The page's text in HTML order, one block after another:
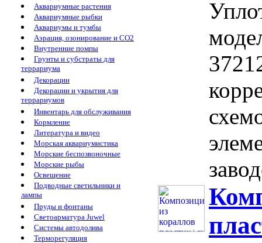
Аквариумные растения
Аквариумные рыбки
Аквариумы и тумбы
Аэрация, озонирование и CO2
Внутренние помпы
Грунты и субстраты для
террариума
Декорации
Декорации и укрытия для
террариумов
Инвентарь для обслуживания
Кормление
Литература и видео
Морская аквариумистика
Морские беспозвоночные
Морские рыбы
Освещение
Подводные светильники и
лампы
Пруды и фонтаны
Светоарматура Juwel
Системы автодолива
Терморегуляция